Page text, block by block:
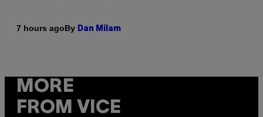
7 hours agoBy Dan Milam
MORE
FROM VICE